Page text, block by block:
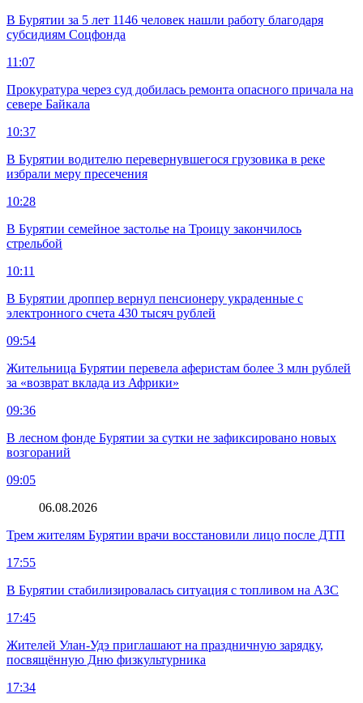
В Бурятии за 5 лет 1146 человек нашли работу благодаря
субсидиям Соцфонда
11:07
Прокуратура через суд добилась ремонта опасного причала на
севере Байкала
10:37
В Бурятии водителю перевернувшегося грузовика в реке
избрали меру пресечения
10:28
В Бурятии семейное застолье на Троицу закончилось
стрельбой
10:11
В Бурятии дроппер вернул пенсионеру украденные с
электронного счета 430 тысяч рублей
09:54
Жительница Бурятии перевела аферистам более 3 млн рублей
за «возврат вклада из Африки»
09:36
В лесном фонде Бурятии за сутки не зафиксировано новых
возгораний
09:05
06.08.2026
Трем жителям Бурятии врачи восстановили лицо после ДТП
17:55
В Бурятии стабилизировалась ситуация с топливом на АЗС
17:45
Жителей Улан-Удэ приглашают на праздничную зарядку,
посвящённую Дню физкультурника
17:34